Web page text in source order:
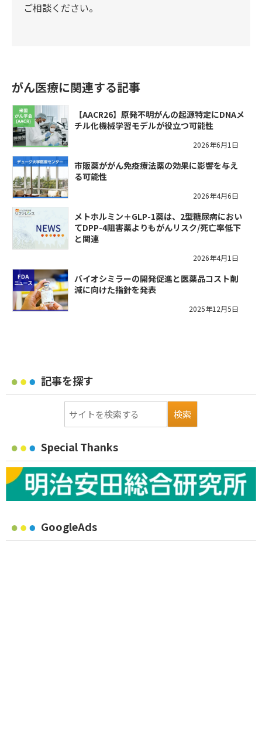
ご相談ください。
がん医療に関連する記事
【AACR26】原発不明がんの起源特定にDNAメ
チル化機械学習モデルが役立つ可能性
2026年6月1日
市販薬ががん免疫療法薬の効果に影響を与え
る可能性
2026年4月6日
メトホルミン＋GLP-1薬は、2型糖尿病におい
てDPP-4阻害薬よりもがんリスク/死亡率低下
と関連
2026年4月1日
バイオシミラーの開発促進と医薬品コスト削
減に向けた指針を発表
2025年12月5日
記事を探す
Special Thanks
GoogleAds